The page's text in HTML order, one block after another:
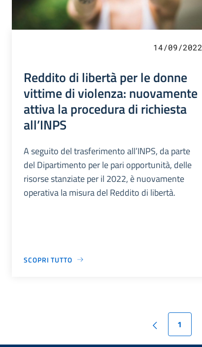
14/09/2022
Reddito di libertà per le donne
vittime di violenza: nuovamente
attiva la procedura di richiesta
all’INPS
A seguito del trasferimento all’INPS, da parte
del Dipartimento per le pari opportunità, delle
risorse stanziate per il 2022, è nuovamente
operativa la misura del Reddito di libertà.
SCOPRI TUTTO
1